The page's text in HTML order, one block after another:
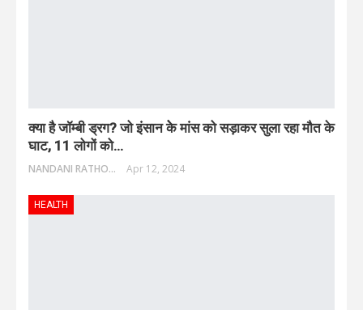
क्या है जॉम्बी ड्रग? जो इंसान केे मांस को सड़ाकर सुला रहा मौत के
घाट, 11 लोगों को…
NANDANI RATHORE Apr 12, 2024
HEALTH